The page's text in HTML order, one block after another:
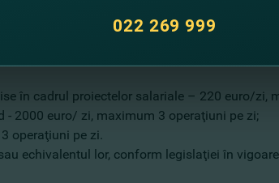
în EURO).
în cadrul proiectelor salariale – 220 euro/zi,
2000 euro/ zi, maximum 3 operaţiuni pe zi;
operaţiuni pe zi.
echivalentul lor, conform legislaţiei în
022 269 999